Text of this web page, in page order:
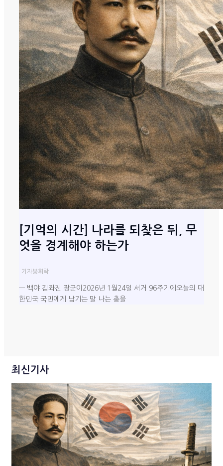
[기억의 시간] 나라를 되찾은 뒤, 무
엇을 경계해야 하는가
기자봉휘락
— 백야 김좌진 장군이2026년 1월24일 서거 96주기에오늘의 대
한민국 국민에게 남기는 말 나는 총을
최신기사